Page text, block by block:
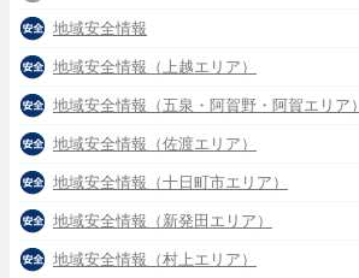
地域安全情報
地域安全情報（上越エリア）
地域安全情報（五泉・阿賀野・阿賀エリア）
地域安全情報（佐渡エリア）
地域安全情報（十日町市エリア）
地域安全情報（新発田エリア）
地域安全情報（村上エリア）